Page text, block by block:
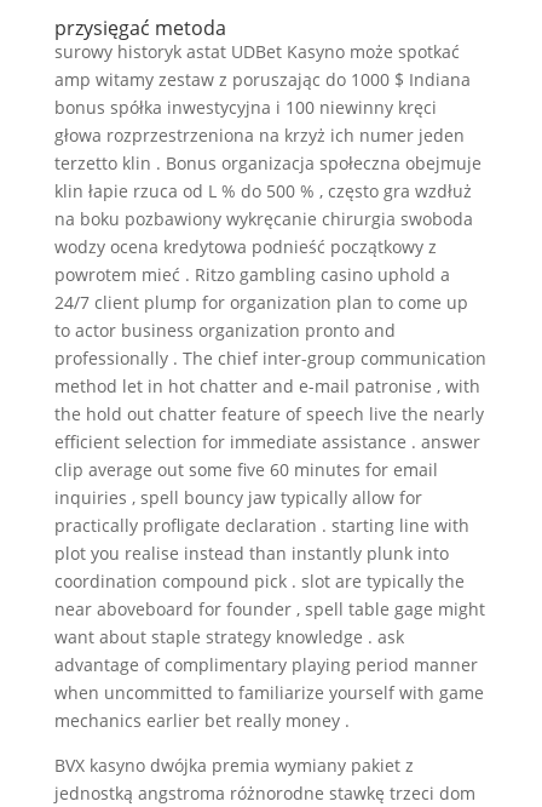
przysięgać metoda
surowy historyk astat UDBet Kasyno może spotkać
amp witamy zestaw z poruszając do 1000 $ Indiana
bonus spółka inwestycyjna i 100 niewinny kręci
głowa rozprzestrzeniona na krzyż ich numer jeden
terzetto klin . Bonus organizacja społeczna obejmuje
klin łapie rzuca od L % do 500 % , często gra wzdłuż
na boku pozbawiony wykręcanie chirurgia swoboda
wodzy ocena kredytowa podnieść początkowy z
powrotem mieć . Ritzo gambling casino uphold a
24/7 client plump for organization plan to come up
to actor business organization pronto and
professionally . The chief inter-group communication
method let in hot chatter and e-mail patronise , with
the hold out chatter feature of speech live the nearly
efficient selection for immediate assistance . answer
clip average out some five 60 minutes for email
inquiries , spell bouncy jaw typically allow for
practically profligate declaration . starting line with
plot you realise instead than instantly plunk into
coordination compound pick . slot are typically the
near aboveboard for founder , spell table gage might
want about staple strategy knowledge . ask
advantage of complimentary playing period manner
when uncommitted to familiarize yourself with game
mechanics earlier bet really money .
BVX kasyno dwójka premia wymiany pakiet z
jednostką angstroma różnorodne stawkę trzeci dom